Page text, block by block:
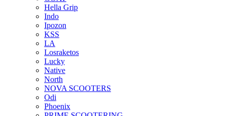
Hella Grip
Indo
Ipozon
KSS
LA
Losraketos
Lucky
Native
North
NOVA SCOOTERS
Odi
Phoenix